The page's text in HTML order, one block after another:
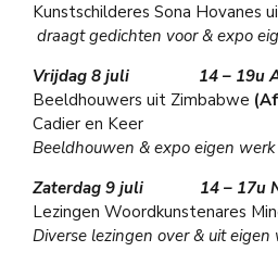
Kunstschilderes Sona Hovanes
draagt gedichten voor & expo
Vrijdag 8 juli 14 – 19u
Beeldhouwers uit Zimbabwe
Cadier en Keer
Beeldhouwen & expo eigen werk
Zaterdag 9 juli 14 – 17u
Lezingen Woordkunstenares
Diverse lezingen over & uit eigen